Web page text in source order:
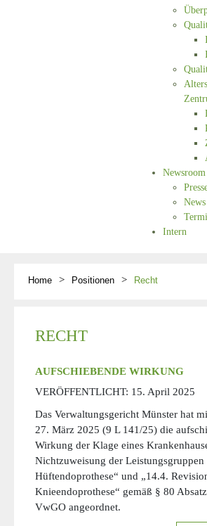
Newsroom
News
Intern
Home Positionen Recht
RECHT
AUFSCHIEBENDE WIRKUNG
VERÖFFENTLICHT: 15. April 2025
Das Verwaltungsgericht Münster hat
27. März 2025 (9 L 141/25) die
Wirkung der Klage eines
Nichtzuweisung der Leistungsgruppen
Hüftendoprothese“ und „14.4.
Knieendoprothese“ gemäß § 80
VwGO angeordnet.